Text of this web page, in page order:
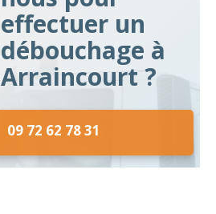
effectuer un
débouchage à
Arraincourt ?
09 72 62 78 31